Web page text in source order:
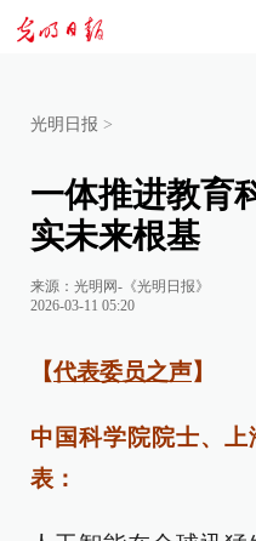
光明日报 >
一体推进教育
实未来根基
来源： 光明网-《光明日报》
2026-03-11 05:20
【代表委员之声】
中国科学院院士、
表：